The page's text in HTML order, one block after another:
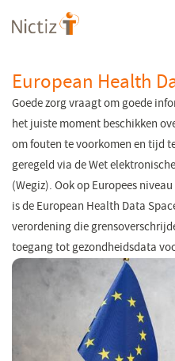
Overslaan
en
gaan
European Health
Goede zorg vraagt om goede
het juiste moment beschikken
om fouten te voorkomen en tijd
geregeld via de Wet
(Wegiz). Ook op Europees
is de European Health Data
verordening die
toegang tot gezondheidsdata